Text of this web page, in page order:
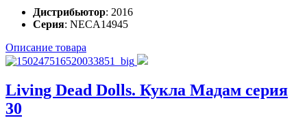
Дистрибьютор: 2016
Серия: NECA14945
Описание товара
Living Dead Dolls. Кукла Мадам серия
30